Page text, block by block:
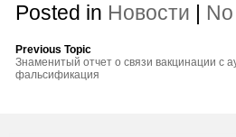
Posted in Новости |
Previous Topic
Знаменитый отчет о связи вакцинации с
фальсификация